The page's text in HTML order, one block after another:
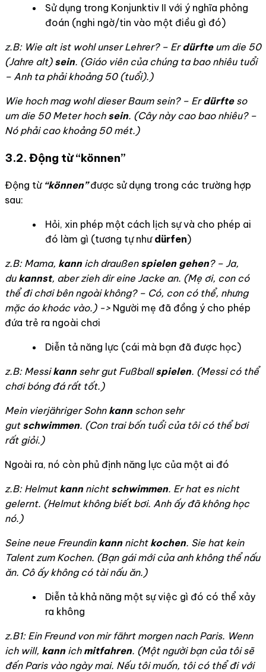
Sử dụng trong Konjunktiv II với ý nghĩa phỏng
đoán (nghi ngờ/tin vào một điều gì đó)
z.B: Wie alt ist wohl unser Lehrer? – Erdürfteum die 50
(Jahre alt) sein. (Giáo viên của chúng ta bao nhiêu tuổi
– Anh ta phải khoảng 50 (tuổi).)
Wie hoch mag wohl dieser Baum sein? – Erdürfteso
um die 50 Meter hoch sein. (Cây này cao bao nhiêu? –
Nó phải cao khoảng 50 mét.)
3.2. Động từ “können”
Động từ“können”được sử dụng trong các trường hợp
sau:
Hỏi, xin phép một cách lịch sự và cho phép ai
đó làm gì (tương tự như dürfen)
z.B: Mama, kannich draußen spielen gehen? – Ja,
du kannst, aber zieh dir eine Jacke an. (Mẹ ơi, con có
thể đi chơi bên ngoài không? – Có, con có thể, nhưng
mặc áo khoác vào.) -> Người mẹ đã đồng ý cho phép
đứa trẻ ra ngoài chơi
Diễn tả năng lực (cái mà bạn đã được học)
z.B: Messikannsehr gut Fußballspielen. (Messi có thể
chơi bóng đá rất tốt.)
Mein vierjähriger Sohn kannschon sehr
gut schwimmen. (Con trai bốn tuổi của tôi có thể bơi
rất giỏi. )
Ngoài ra, nó còn phủ định năng lực của một ai đó
z.B: Helmut kannnicht schwimmen. Er hat es nicht
gelernt. (Helmut không biết bơi. Anh ấy đã không học
nó.)
Seine neue Freundin kannnicht kochen. Sie hat kein
Talent zum Kochen. (Bạn gái mới của anh không thể nấu
ăn. Cô ấy không có tài nấu ăn.)
Diễn tả khả năng một sự việc gì đó có thể xảy
ra không
z.B1: Ein Freund von mir fährt morgen nach Paris. Wenn
ich will, kannich mitfahren. (Một người bạn của tôi sẽ
đến Paris vào ngày mai. Nếu tôi muốn, tôi có thể đi với